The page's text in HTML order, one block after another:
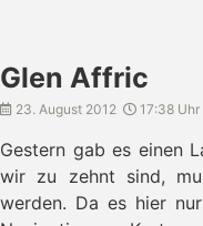
- Edinburgh
- Reifenpanne
- Fahrt nach Islay
- Islay's Whisky
- Rückfahrt nach Oban
Glen Affric
23. August 2012 17:38 Uhr
Gestern gab es einen
wir zu zehnt sind,
werden. Da es hier